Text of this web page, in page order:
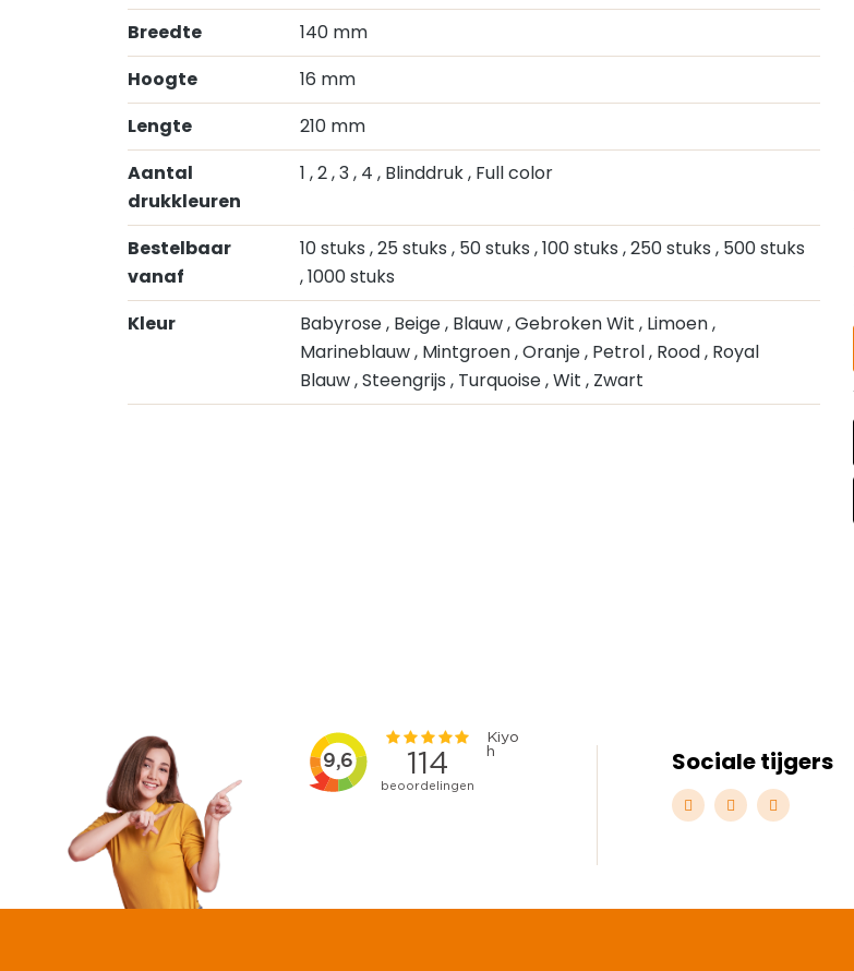
Breedte
140 mm
Hoogte
16 mm
Lengte
210 mm
Aantal
drukkleuren
1 , 2, 3, 4 , Blinddruk, Full color
Bestelbaar
vanaf
10 stuks , 25 stuks , 50 stuks , 100 stuks , 250 stuks , 500 stuks
, 1000 stuks
Kleur
Babyrose, Beige, Blauw, Gebroken Wit , Limoen,
Marineblauw, Mintgroen, Oranje, Petrol, Rood, Royal
Blauw, Steengrijs , Turquoise, Wit , Zwart
Sociale tijgers